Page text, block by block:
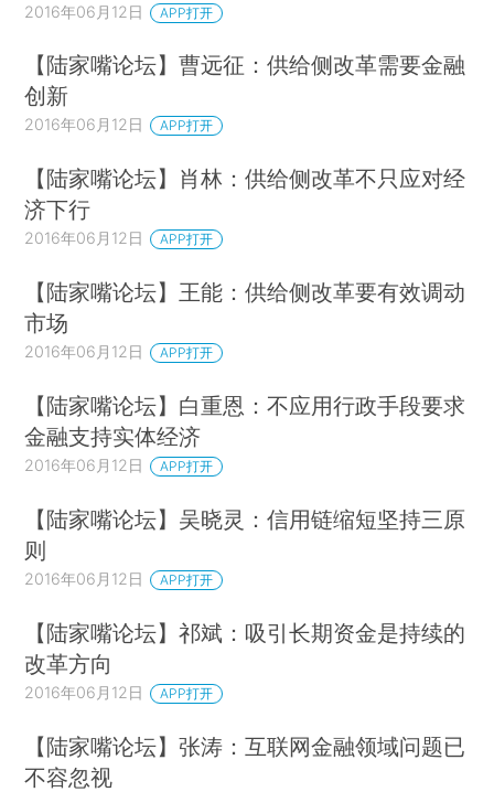
2016年06月12日 APP打开
【陆家嘴论坛】曹远征：供给侧改革需要金融
创新
2016年06月12日 APP打开
【陆家嘴论坛】肖林：供给侧改革不只应对经
济下行
2016年06月12日 APP打开
【陆家嘴论坛】王能：供给侧改革要有效调动
市场
2016年06月12日 APP打开
【陆家嘴论坛】白重恩：不应用行政手段要求
金融支持实体经济
2016年06月12日 APP打开
【陆家嘴论坛】吴晓灵：信用链缩短坚持三原
则
2016年06月12日 APP打开
【陆家嘴论坛】祁斌：吸引长期资金是持续的
改革方向
2016年06月12日 APP打开
【陆家嘴论坛】张涛：互联网金融领域问题已
不容忽视